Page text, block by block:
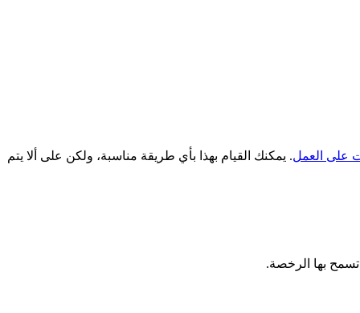
على العمل. يمكنك القيام بهذا بأي طريقة مناسبة، ولكن على ألا يتم
بها الرخصة.